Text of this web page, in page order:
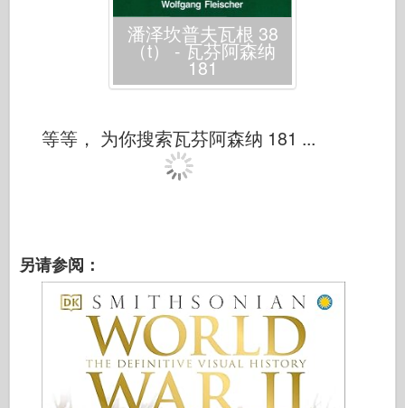
潘泽坎普夫瓦根 38
（t） - 瓦芬阿森纳
181
等等， 为你搜索瓦芬阿森纳 181 ...
另请参阅：